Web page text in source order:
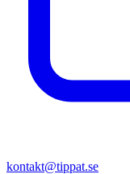
kontakt@tippat.se